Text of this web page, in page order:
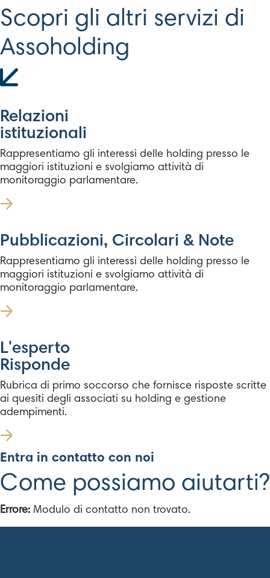
Scopri gli altri servizi di
Assoholding
Relazioni
istituzionali
Rappresentiamo gli interessi delle holding presso le
maggiori istituzioni e svolgiamo attività di
monitoraggio parlamentare.
Pubblicazioni, Circolari & Note
Rappresentiamo gli interessi delle holding presso le
maggiori istituzioni e svolgiamo attività di
monitoraggio parlamentare.
L'esperto
Risponde
Rubrica di primo soccorso che fornisce risposte scritte
ai quesiti degli associati su holding e gestione
adempimenti.
Entra in contatto con noi
Come possiamo aiutarti?
Errore: Modulo di contatto non trovato.